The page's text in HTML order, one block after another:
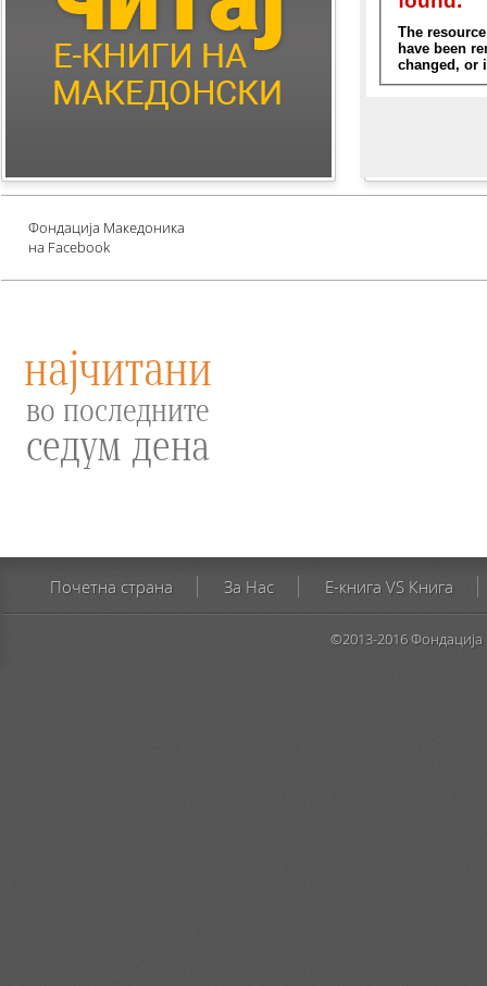
Children's Literature
Млади автори
Е-книги за едукација
против зависности и
Фондација Македоника
на Facebook
најчитани
во последните
седум дена
Почетна страна За Нас E-книга VS Книга
©2013-2016